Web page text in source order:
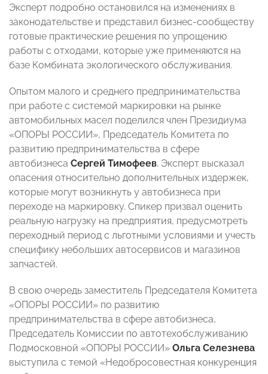
Эксперт подробно остановился на изменениях в
законодательстве и представил бизнес-сообществу
готовые практические решения по упрощению
работы с отходами, которые уже применяются на
базе Комбината экологического обслуживания.
Опытом малого и среднего предпринимательства
при работе с системой маркировки на рынке
автомобильных масел поделился член Президиума
«ОПОРЫ РОССИИ», Председатель Комитета по
развитию предпринимательства в сфере
автобизнеса Сергей Тимофеев. Эксперт высказал
опасения относительно дополнительных издержек,
которые могут возникнуть у автобизнеса при
переходе на маркировку. Спикер призвал оценить
реальную нагрузку на предприятия, предусмотреть
переходный период с льготными условиями и учесть
специфику небольших автосервисов и магазинов
запчастей.
В свою очередь заместитель Председателя Комитета
«ОПОРЫ РОССИИ» по развитию
предпринимательства в сфере автобизнеса,
Председатель Комиссии по автотехобслуживанию
Подмосковной «ОПОРЫ РОССИИ» Ольга Селезнева
выступила с темой «Недобросовестная конкуренция